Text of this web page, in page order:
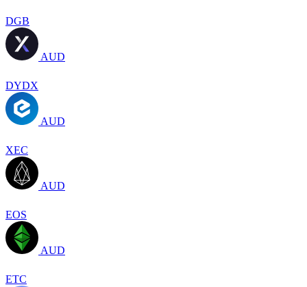
DGB
AUD
DYDX
AUD
XEC
AUD
EOS
AUD
ETC